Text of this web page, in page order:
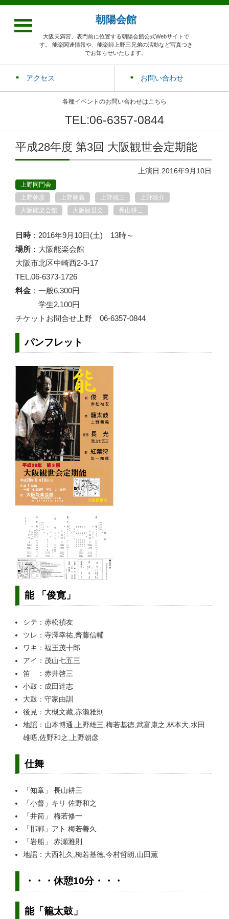
朝陽会館
大阪天満宮、表門前に位置する朝陽会館公式Webサイトで
す。 能楽関連情報や、能楽師上野三兄弟の活動など写真つき
でお知らせいたします。
アクセス お問い合わせ
各種イベントのお問い合わせはこちら
TEL:06-6357-0844
平成28年度 第3回 大阪観世会定期能
上演日:2016年9月10日
上野同門会
上野朝彦
上野朝義 上野雄三
上野雄介
大阪能楽会館
大阪観世会 長山耕三
日時：2016年9月10日(土) 13時～
場所 ：大阪能楽会館
大阪市北区中崎西2-3-17
TEL.06-6373-1726
料金 ：一般6,300円
学生2,100円
チケットお問合せ上野 06-6357-0844
パンフレット
能 「俊寛」
シテ：赤松禎友
ツレ：寺澤幸祐,齊藤信輔
ワキ：福王茂十郎
アイ：茂山七五三
笛 ：赤井啓三
小鼓：成田達志
大鼓：守家由訓
後見：大槻文藏,赤瀬雅則
地謡：山本博通,上野雄三,梅若基徳,武富康之,林本大,水田
雄晤,佐野和之,上野朝彦
仕舞
「知章」 長山耕三
「小督」キリ 佐野和之
「井筒」 梅若修一
「邯鄲」アト 梅若善久
「岩船」 赤瀬雅則
地謡：大西礼久,梅若基徳,今村哲朗,山田薫
・・・休憩10分・・・
能「籠太鼓」